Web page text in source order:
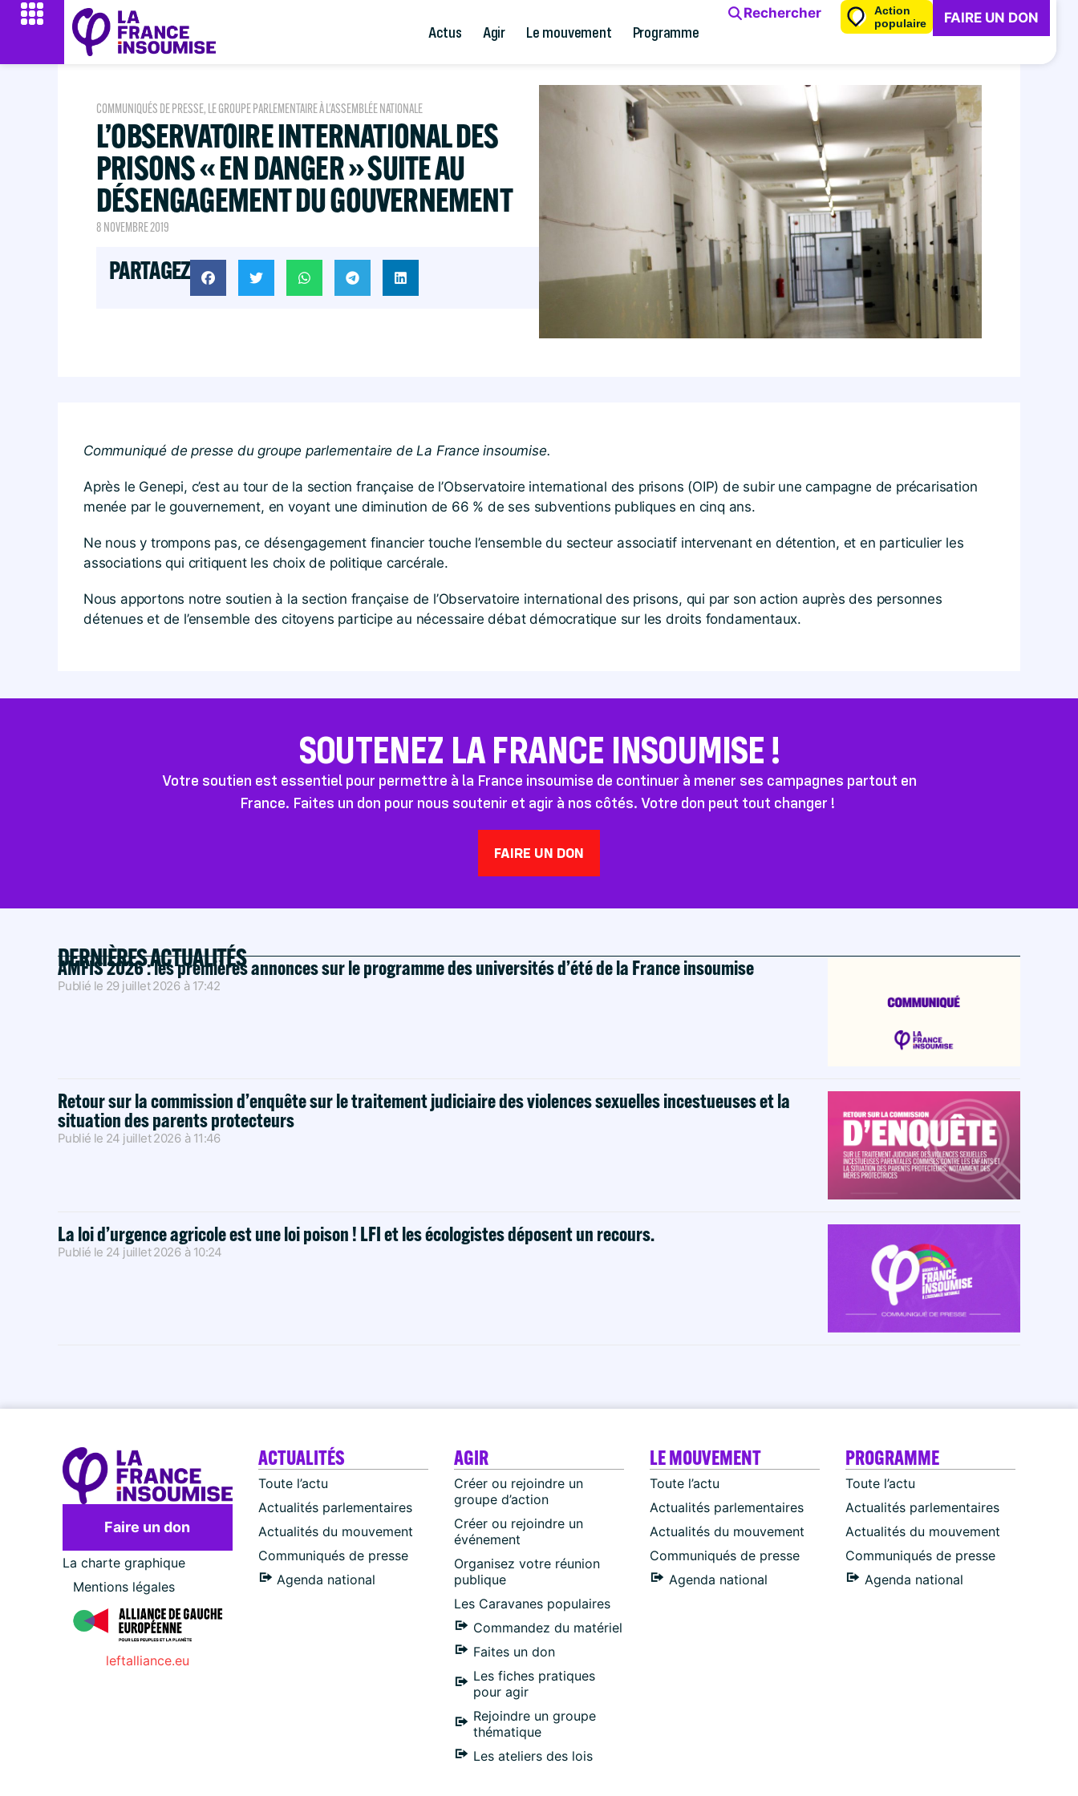
Actus Agir Le mouvement Programme
Rechercher
Action
populaire
FAIRE UN DON
COMMUNIQUÉS DE PRESSE, LE GROUPE PARLEMENTAIRE À L'ASSEMBLÉE NATIONALE
L’OBSERVATOIRE INTERNATIONAL DES
PRISONS « EN DANGER » SUITE AU
DÉSENGAGEMENT DU GOUVERNEMENT
8 NOVEMBRE 2019
PARTAGEZ
Communiqué de presse du groupe parlementaire de La France insoumise.
Après le Genepi, c’est au tour de la section française de l’Observatoire international des prisons (OIP) de subir une campagne de précarisation
menée par le gouvernement, en voyant une diminution de 66 % de ses subventions publiques en cinq ans.
Ne nous y trompons pas, ce désengagement financier touche l’ensemble du secteur associatif intervenant en détention, et en particulier les
associations qui critiquent les choix de politique carcérale.
Nous apportons notre soutien à la section française de l’Observatoire international des prisons, qui par son action auprès des personnes
détenues et de l’ensemble des citoyens participe au nécessaire débat démocratique sur les droits fondamentaux.
SOUTENEZ LA FRANCE INSOUMISE !
Votre soutien est essentiel pour permettre à la France insoumise de continuer à mener ses campagnes partout en
France. Faites un don pour nous soutenir et agir à nos côtés. Votre don peut tout changer !
FAIRE UN DON
DERNIÈRES ACTUALITÉS
AMFIS 2026 : les premières annonces sur le programme des universités d’été de la France insoumise
Publié le 29 juillet 2026 à 17:42
Retour sur la commission d’enquête sur le traitement judiciaire des violences sexuelles incestueuses et la
situation des parents protecteurs
Publié le 24 juillet 2026 à 11:46
La loi d’urgence agricole est une loi poison ! LFI et les écologistes déposent un recours.
Publié le 24 juillet 2026 à 10:24
Faire un don
La charte graphique
Mentions légales
leftalliance.eu
ACTUALITÉS
Toute l’actu
Actualités parlementaires
Actualités du mouvement
Communiqués de presse
Agenda national
AGIR
Créer ou rejoindre un
groupe d’action
Créer ou rejoindre un
événement
Organisez votre réunion
publique
Les Caravanes populaires
Commandez du matériel
Faites un don
Les fiches pratiques
pour agir
Rejoindre un groupe
thématique
Les ateliers des lois
LE MOUVEMENT
Toute l’actu
Actualités parlementaires
Actualités du mouvement
Communiqués de presse
Agenda national
PROGRAMME
Toute l’actu
Actualités parlementaires
Actualités du mouvement
Communiqués de presse
Agenda national